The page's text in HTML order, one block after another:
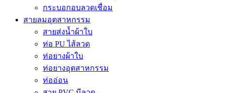
กระบอกอบลวดเชื่อม
สายลมอุตสาหกรรม
สายส่งน้ำผ้าใบ
ท่อ PU ไส้ลวด
ท่อยางผ้าใบ
ท่อยางอุตสาหกรรม
ท่ออ่อน